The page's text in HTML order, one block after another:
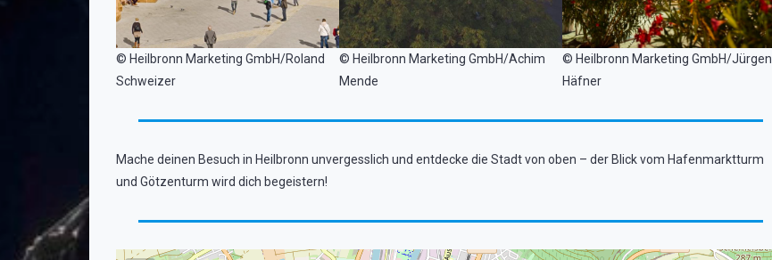
© Heilbronn Marketing GmbH/Roland
Schweizer
© Heilbronn Marketing GmbH/Achim
Mende
© Heilbronn Marketing GmbH/Jürgen
Häfner
Mache deinen Besuch in Heilbronn unvergesslich und entdecke die Stadt von oben – der Blick vom Hafenmarktturm
und Götzenturm wird dich begeistern!